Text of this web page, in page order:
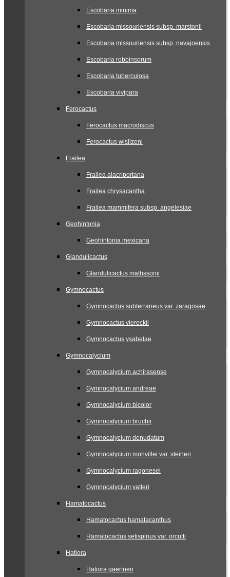
Escobaria minima
Escobaria missouriensis subsp. marstonii
Escobaria missouriensis subsp. navajoensis
Escobaria robbinsorum
Escobaria tuberculosa
Escobaria vivipara
Ferocactus
Ferocactus macrodiscus
Ferocactus wislizeni
Frailea
Frailea alacriportana
Frailea chrysacantha
Frailea mammifera subsp. angelesiae
Geohintonia
Geohintonia mexicana
Glandulicactus
Glandulicactus mathssonii
Gymnocactus
Gymnocactus subterraneus var. zaragosae
Gymnocactus viereckii
Gymnocactus ysabelae
Gymnocalycium
Gymnocalycium achirasense
Gymnocalycium andreae
Gymnocalycium bicolor
Gymnocalycium bruchii
Gymnocalycium denudatum
Gymnocalycium monvillei var. steineri
Gymnocalycium ragonesei
Gymnocalycium vatteri
Hamatocactus
Hamatocactus hamatacanthus
Hamatocactus setispinus var. orcutti
Hatiora
Hatiora gaertneri